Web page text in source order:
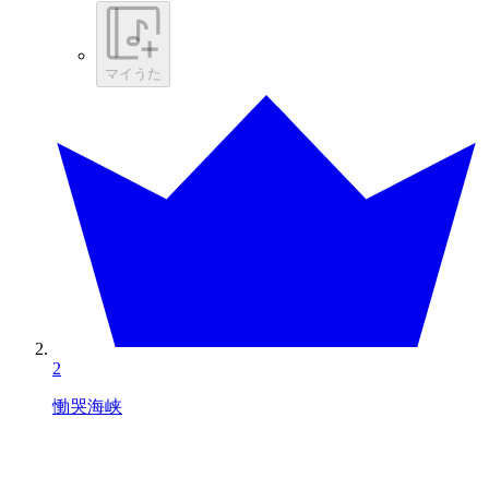
マイうた
2
慟哭海峡